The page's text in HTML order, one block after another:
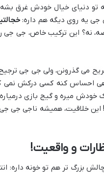
دنیای خیال خودش غرق
جی یه روی دیگه هم داره:
نه؟ این ترکیب خاص، جی
می گذرونن، ولی جی جی
احساس کنه کسی درکش نمی
میره و گیج بازی درمیاره.
این خلاقیت، همیشه ناجی جی
و واقعیت!
بزرگ تر هم تو خونه داره: